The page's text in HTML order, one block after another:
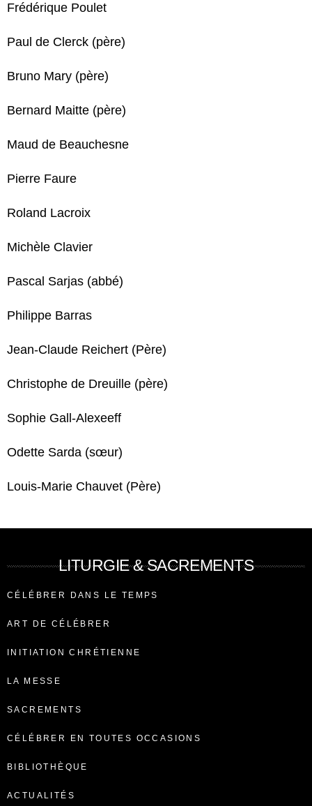
Frédérique Poulet
Paul de Clerck (père)
Bruno Mary (père)
Bernard Maitte (père)
Maud de Beauchesne
Pierre Faure
Roland Lacroix
Michèle Clavier
Pascal Sarjas (abbé)
Philippe Barras
Jean-Claude Reichert (Père)
Christophe de Dreuille (père)
Sophie Gall-Alexeeff
Odette Sarda (sœur)
Louis-Marie Chauvet (Père)
LITURGIE & SACREMENTS
CÉLÉBRER DANS LE TEMPS
ART DE CÉLÉBRER
INITIATION CHRÉTIENNE
LA MESSE
SACREMENTS
CÉLÉBRER EN TOUTES OCCASIONS
BIBLIOTHÈQUE
ACTUALITÉS